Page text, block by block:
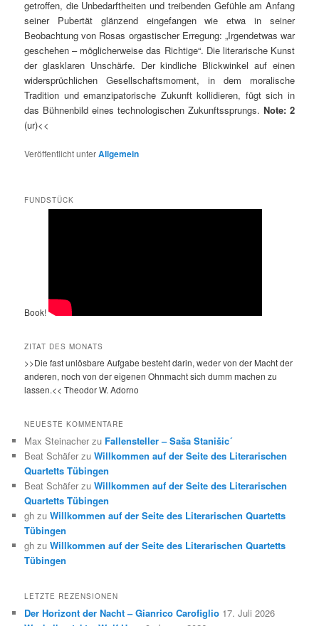
getroffen, die Unbedarftheiten und treibenden Gefühle am Anfang
seiner Pubertät glänzend eingefangen wie etwa in seiner
Beobachtung von Rosas orgastischer Erregung: „Irgendetwas war
geschehen – möglicherweise das Richtige“. Die literarische Kunst
der glasklaren Unschärfe. Der kindliche Blickwinkel auf einen
widersprüchlichen Gesellschaftsmoment, in dem moralische
Tradition und emanzipatorische Zukunft kollidieren, fügt sich in
das Bühnenbild eines technologischen Zukunftssprungs. Note: 2
(ur)<<
Veröffentlicht unterAllgemein
FUNDSTÜCK
Book!
ZITAT DES MONATS
>>Die fast unlösbare Aufgabe besteht darin, weder von der Macht der
anderen, noch von der eigenen Ohnmacht sich dumm machen zu
lassen.<< Theodor W. Adorno
NEUESTE KOMMENTARE
Max Steinacher zu Fallensteller – Saša Stanišic´
Beat Schäfer zuWillkommen auf der Seite des Literarischen
Quartetts Tübingen
Beat Schäfer zuWillkommen auf der Seite des Literarischen
Quartetts Tübingen
gh zuWillkommen auf der Seite des Literarischen Quartetts
Tübingen
gh zuWillkommen auf der Seite des Literarischen Quartetts
Tübingen
LETZTE REZENSIONEN
Der Horizont der Nacht – Gianrico Carofiglio 17. Juli 2026